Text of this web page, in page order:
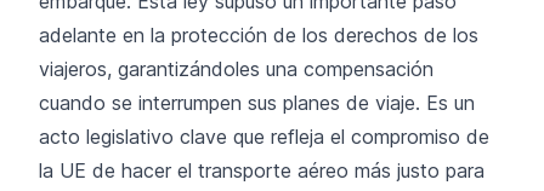
adelante en la protección de los derechos de los
viajeros, garantizándoles una compensación
cuando se interrumpen sus planes de viaje. Es un
acto legislativo clave que refleja el compromiso de
la UE de hacer el transporte aéreo más justo para